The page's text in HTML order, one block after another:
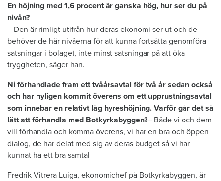
En höjning med 1,6 procent är ganska hög, hur ser du på
nivån?
– Den är rimligt utifrån hur deras ekonomi ser ut och de
behöver de här nivåerna för att kunna fortsätta genomföra
satsningar i bolaget, inte minst satsningar på att öka
tryggheten, säger han.
Ni förhandlade fram ett tvåårsavtal för två år sedan också
och har nyligen kommit överens om ett upprustningsavtal
som innebar en relativt låg hyreshöjning. Varför går det så
lätt att förhandla med Botkyrkabyggen?– Både vi och dem
vill förhandla och komma överens, vi har en bra och öppen
dialog, de har delat med sig av deras budget så vi har
kunnat ha ett bra samtal
Fredrik Vitrera Luiga, ekonomichef på Botkyrkabyggen, är